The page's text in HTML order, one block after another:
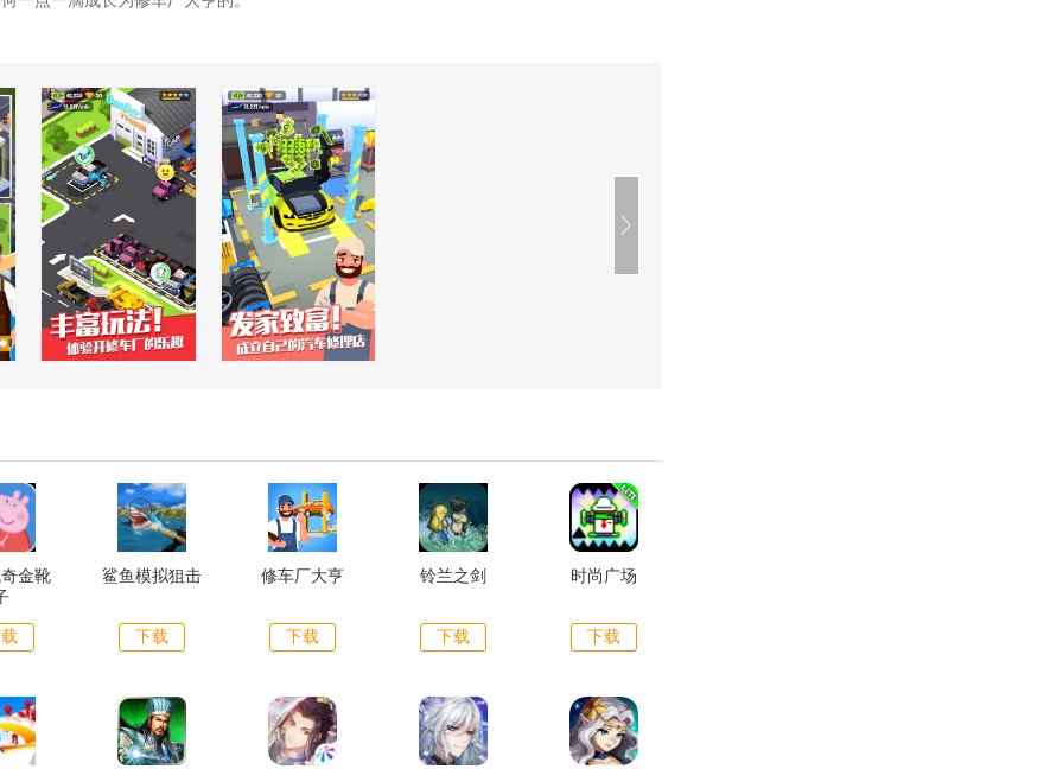
金靴
鲨鱼模拟狙击
下载
修车厂大亨
下载
铃兰之剑
下载
时尚广场
下载